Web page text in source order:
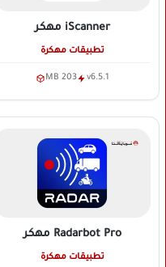
iScanner مهكر
تطبيقات مهكرة
v6.5.1
203 MB
Radarbot Pro مهكر
تطبيقات مهكرة